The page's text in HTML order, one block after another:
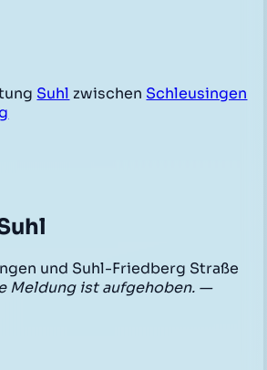
Suhl zwischen Schleusingen
und Suhl-Friedberg Straße
Meldung ist aufgehoben. —